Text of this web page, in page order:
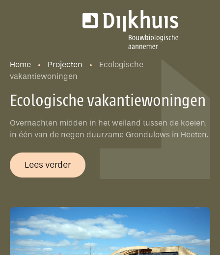
Home Projecten
Ecologische
vakantiewoningen
Ecologische vakantiewoningen
Overnachten midden in het weiland tussen de koeien,
in één van de negen duurzame Grondulows in Heeten.
Lees verder